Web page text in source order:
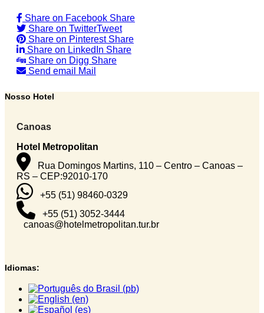
Share on Facebook Share
Share on TwitterTweet
Share on Pinterest Share
Share on LinkedIn Share
Share on Digg Share
Send email
Mail
Nosso Hotel
Canoas
Hotel Metropolitan
Rua Domingos Martins, 110 – Centro – Canoas –
RS – CEP:92010-170
+55 (51) 98460-0329
+55 (51) 3052-3444
canoas@hotelmetropolitan.tur.br
Idiomas: